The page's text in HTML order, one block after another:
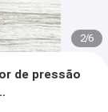
2/6
de pressão